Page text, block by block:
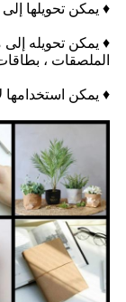
♦ يمكن تحويلها إلى
♦ يمكن تحويله
الملصقات ،
♦ يمكن استخدامها